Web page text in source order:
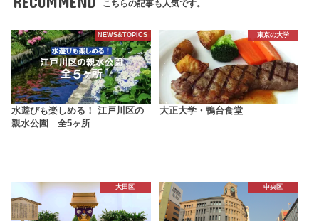
こちらの記事も人気です。
NEWS&TOPICS
水遊びも楽しめる！ 江戸川区の
親水公園 全5ヶ所
東京の大学
大正大学・鴨台食堂
大田区 中央区